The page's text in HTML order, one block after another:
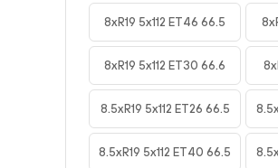
8xR19 5x112 ET46 66.5
8xR19 5x112 ET30 66.6
8.5xR19 5x112 ET26 66.5
8.5xR19 5x112 ET40 66.5